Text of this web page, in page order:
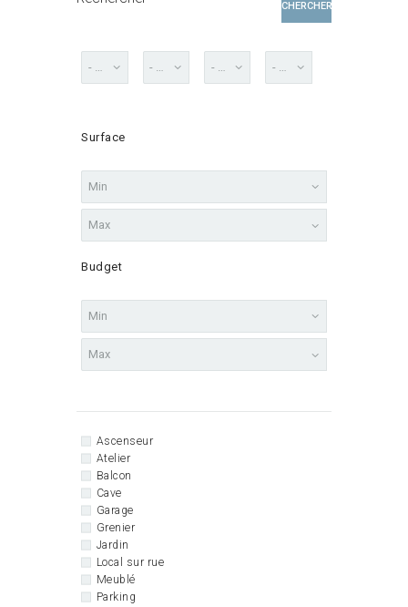
CHERCHER
Surface
Budget
Ascenseur
Atelier
Balcon
Cave
Garage
Grenier
Jardin
Local sur rue
Meublé
Parking